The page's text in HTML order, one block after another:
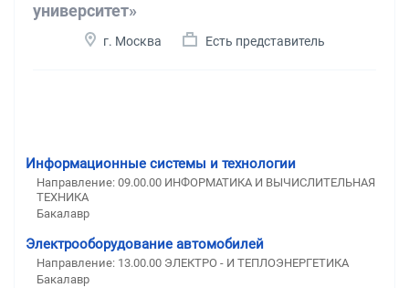
университет»
г. Москва Есть представитель
Информационные системы и технологии
Направление: 09.00.00 ИНФОРМАТИКА И ВЫЧИСЛИТЕЛЬНАЯ
ТЕХНИКА
Бакалавр
Электрооборудование автомобилей
Направление: 13.00.00 ЭЛЕКТРО - И ТЕПЛОЭНЕРГЕТИКА
Бакалавр